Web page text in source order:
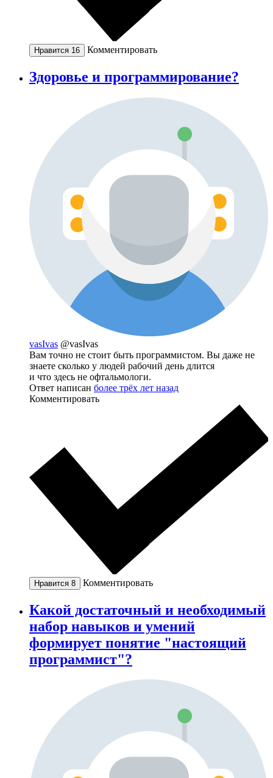
Нравится 16 Комментировать
Здоровье и программирование?
vasIvas @vasIvas
Вам точно не стоит быть программистом. Вы даже не
знаете сколько у людей рабочий день длится
и что здесь не офтальмологи.
Ответ написан более трёх лет назад
Комментировать
Нравится 8 Комментировать
Какой достаточный и необходимый
набор навыков и умений
формирует понятие "настоящий
программист"?